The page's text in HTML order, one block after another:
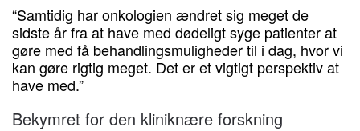
“Samtidig har onkologien ændret sig meget de
sidste år fra at have med dødeligt syge patienter at
gøre med få behandlingsmuligheder til i dag, hvor vi
kan gøre rigtig meget. Det er et vigtigt perspektiv at
have med.”
Bekymret for den kliniknære forskning